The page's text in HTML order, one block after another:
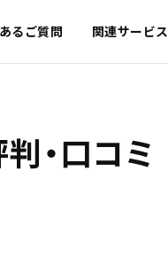
るご質問 関連サービス
・口コミ